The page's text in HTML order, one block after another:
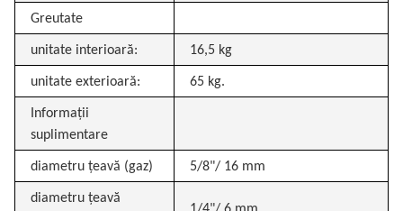
Greutate
unitate interioară: 16,5 kg
unitate exterioară: 65 kg.
Informații
suplimentare
diametru țeavă (gaz) 5/8"/ 16 mm
diametru țeavă